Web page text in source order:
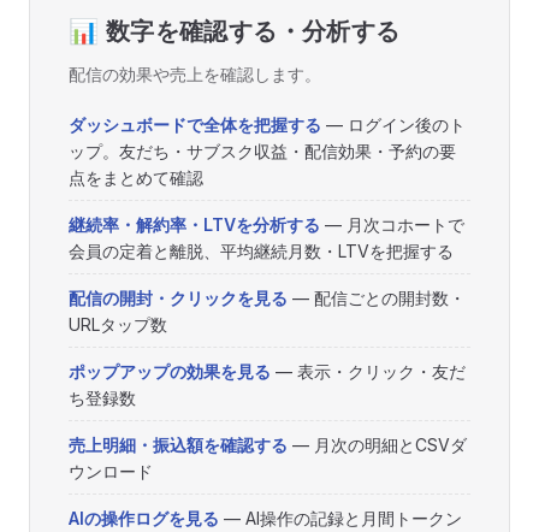
📊 数字を確認する・分析する
配信の効果や売上を確認します。
ダッシュボードで全体を把握する — ログイン後のト
ップ。友だち・サブスク収益・配信効果・予約の要
点をまとめて確認
継続率・解約率・LTVを分析する — 月次コホートで
会員の定着と離脱、平均継続月数・LTVを把握する
配信の開封・クリックを見る — 配信ごとの開封数・
URLタップ数
ポップアップの効果を見る — 表示・クリック・友だ
ち登録数
売上明細・振込額を確認する — 月次の明細とCSVダ
ウンロード
AIの操作ログを見る — AI操作の記録と月間トークン